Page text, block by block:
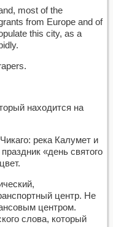
most of the
from Europe and of
this city, as a
находится на
река Калумет и
«день святого
центр. Не
центром.
слова, который